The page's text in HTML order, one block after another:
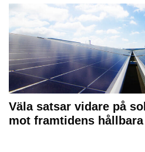
Väla satsar vidare på
mot framtidens hållbara